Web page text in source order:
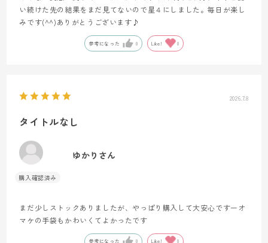
い続けた先の結果をまだ見てないので星４にしました。毎日が楽し
みです(^^)ありがとうございます♪
参考になった 0 Like! 0
2026.7.8
タイトルなし
ゆかりさん
まだ少しストックありましたが、やっぱり購入して大安心ですーオ
マケの手袋もかわいくてよかったです
参考になった 0 Like! 0